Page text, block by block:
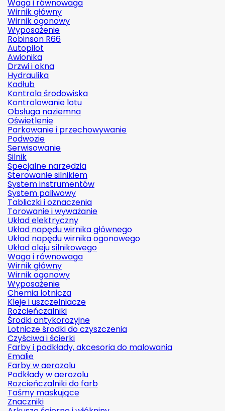
Waga i równowaga
Wirnik główny
Wirnik ogonowy
Wyposażenie
Robinson R66
Autopilot
Awionika
Drzwi i okna
Hydraulika
Kadłub
Kontrola środowiska
Kontrolowanie lotu
Obsługa naziemna
Oświetlenie
Parkowanie i przechowywanie
Podwozie
Serwisowanie
Silnik
Specjalne narzędzia
Sterowanie silnikiem
System instrumentów
System paliwowy
Tabliczki i oznaczenia
Torowanie i wyważanie
Układ elektryczny
Układ napędu wirnika głównego
Układ napędu wirnika ogonowego
Układ oleju silnikowego
Waga i równowaga
Wirnik główny
Wirnik ogonowy
Wyposażenie
Chemia lotnicza
Kleje i uszczelniacze
Rozcieńczalniki
Środki antykorozyjne
Lotnicze środki do czyszczenia
Czyściwa i ścierki
Farby i podkłady, akcesoria do malowania
Emalie
Farby w aerozolu
Podkłady w aerozolu
Rozcieńczalniki do farb
Taśmy maskujące
Znaczniki